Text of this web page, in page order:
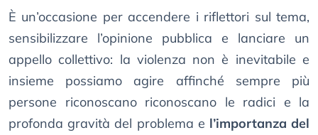
È un’occasione per accendere i riflettori sul tema,
sensibilizzare l’opinione pubblica e lanciare un
appello collettivo: la violenza non è inevitabile e
insieme possiamo agire affinché sempre più
persone riconoscano riconoscano le radici e la
profonda gravità del problema e l’importanza del